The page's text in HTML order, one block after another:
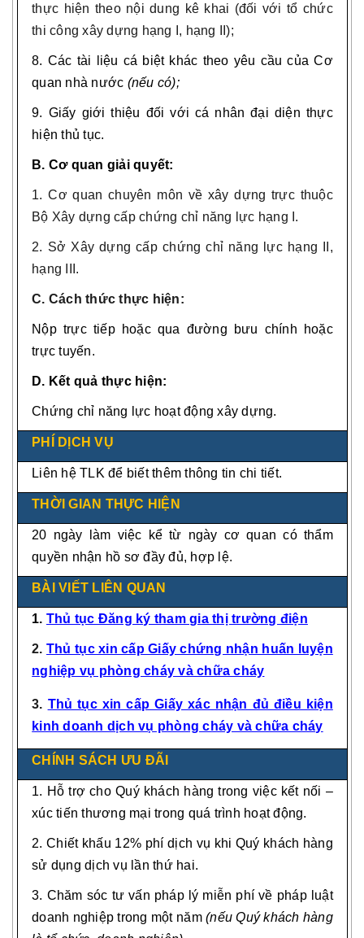
thực hiện theo nội dung kê khai (đối với tổ chức
thi công xây dựng hạng I, hạng II);
8. Các tài liệu cá biệt khác theo yêu cầu của Cơ
quan nhà nước (nếu có);
9. Giấy giới thiệu đối với cá nhân đại diện thực
hiện thủ tục.
B. Cơ quan giải quyết:
1. Cơ quan chuyên môn về xây dựng trực thuộc
Bộ Xây dựng cấp chứng chỉ năng lực hạng I.
2. Sở Xây dựng cấp chứng chỉ năng lực hạng II,
hạng III.
C. Cách thức thực hiện:
Nộp trực tiếp hoặc qua đường bưu chính hoặc
trực tuyến.
D. Kết quả thực hiện:
Chứng chỉ năng lực hoạt động xây dựng.
PHÍ DỊCH VỤ
Liên hệ TLK để biết thêm thông tin chi tiết.
THỜI GIAN THỰC HIỆN
20 ngày làm việc kể từ ngày cơ quan có thẩm
quyền nhận hồ sơ đầy đủ, hợp lệ.
BÀI VIẾT LIÊN QUAN
1. Thủ tục Đăng ký tham gia thị trường điện
2. Thủ tục xin cấp Giấy chứng nhận huấn luyện
nghiệp vụ phòng cháy và chữa cháy
3. Thủ tục xin cấp Giấy xác nhận đủ điều kiện
kinh doanh dịch vụ phòng cháy và chữa cháy
CHÍNH SÁCH ƯU ĐÃI
1. Hỗ trợ cho Quý khách hàng trong việc kết nối –
xúc tiến thương mại trong quá trình hoạt động.
2. Chiết khấu 12% phí dịch vụ khi Quý khách hàng
sử dụng dịch vụ lần thứ hai.
3. Chăm sóc tư vấn pháp lý miễn phí về pháp luật
doanh nghiệp trong một năm(nếu Quý khách hàng